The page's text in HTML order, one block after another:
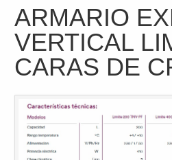
ARMARIO
VERTICAL
CARAS DE